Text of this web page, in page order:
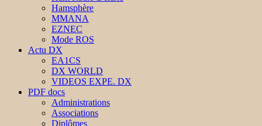
Hamsphère
MMANA
EZNEC
Mode ROS
Actu DX
EA1CS
DX WORLD
VIDEOS EXPE. DX
PDF docs
Administrations
Associations
Diplômes